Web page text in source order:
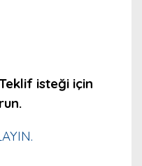
isteği için